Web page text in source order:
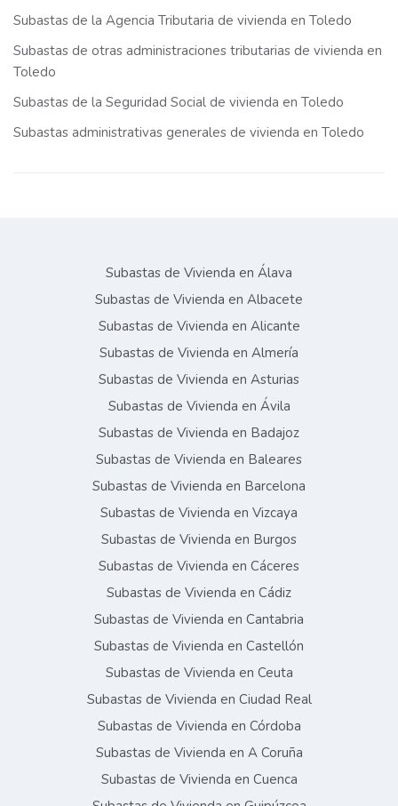
Subastas de la Agencia Tributaria de vivienda en Toledo
Subastas de otras administraciones tributarias de vivienda en
Toledo
Subastas de la Seguridad Social de vivienda en Toledo
Subastas administrativas generales de vivienda en Toledo
Subastas de Vivienda en Álava
Subastas de Vivienda en Albacete
Subastas de Vivienda en Alicante
Subastas de Vivienda en Almería
Subastas de Vivienda en Asturias
Subastas de Vivienda en Ávila
Subastas de Vivienda en Badajoz
Subastas de Vivienda en Baleares
Subastas de Vivienda en Barcelona
Subastas de Vivienda en Vizcaya
Subastas de Vivienda en Burgos
Subastas de Vivienda en Cáceres
Subastas de Vivienda en Cádiz
Subastas de Vivienda en Cantabria
Subastas de Vivienda en Castellón
Subastas de Vivienda en Ceuta
Subastas de Vivienda en Ciudad Real
Subastas de Vivienda en Córdoba
Subastas de Vivienda en A Coruña
Subastas de Vivienda en Cuenca